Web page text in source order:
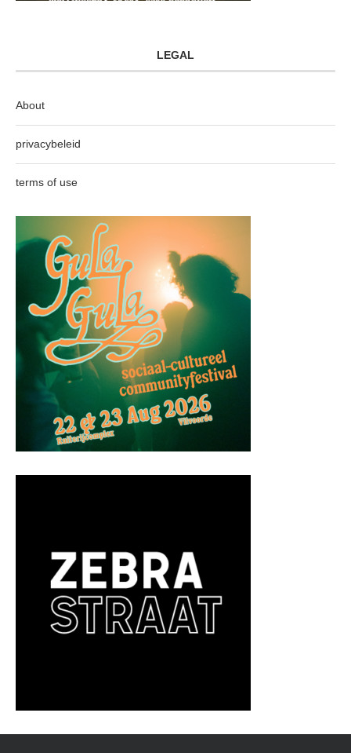
LEGAL
About
privacybeleid
terms of use